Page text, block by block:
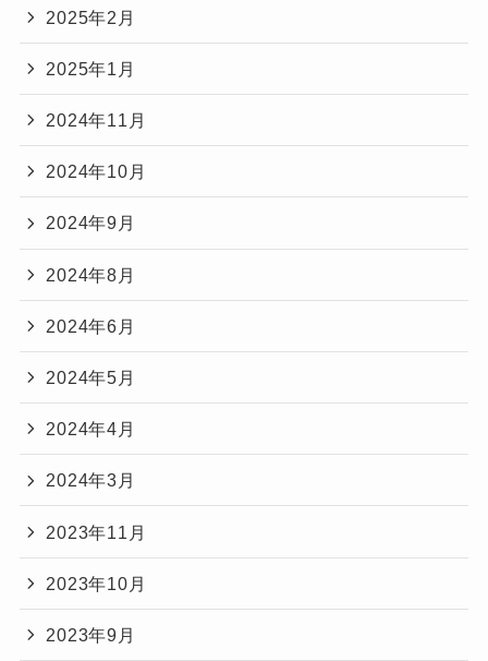
2025年2月
2025年1月
2024年11月
2024年10月
2024年9月
2024年8月
2024年6月
2024年5月
2024年4月
2024年3月
2023年11月
2023年10月
2023年9月